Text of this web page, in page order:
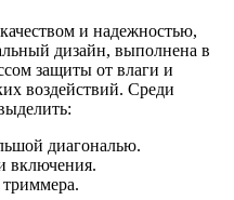
и надежностью,
дизайн, выполнена в
защиты от влаги и
воздействий. Среди
диагональю.
включения.